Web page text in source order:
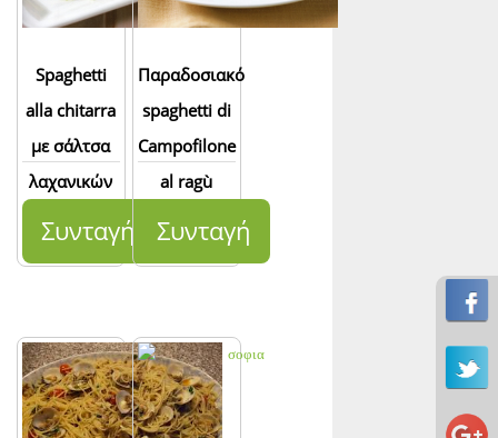
Spaghetti
alla chitarra
με σάλτσα
λαχανικών
Συνταγή
Παραδοσιακό
spaghetti di
Campofilone
al ragù
Συνταγή